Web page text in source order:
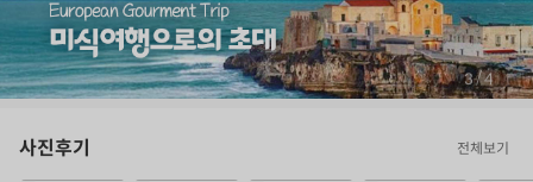
보관/취급방법 -2℃ ~ 10℃ 냉장보관
소비자상담문의 1577-0098 4/4
사진후기 전체보기